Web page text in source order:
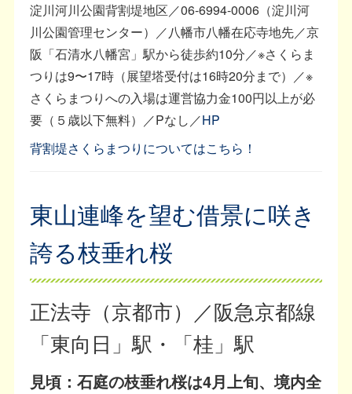
淀川河川公園背割堤地区／06-6994-0006（淀川河
川公園管理センター）／八幡市八幡在応寺地先／京
阪「石清水八幡宮」駅から徒歩約10分／※さくらま
つりは9〜17時（展望塔受付は16時20分まで）／※
さくらまつりへの入場は運営協力金100円以上が必
要（５歳以下無料）／Pなし／HP
背割堤さくらまつりについてはこちら！
東山連峰を望む借景に咲き
誇る枝垂れ桜
正法寺（京都市）／阪急京都線
「東向日」駅・「桂」駅
見頃：石庭の枝垂れ桜は4月上旬、境内全